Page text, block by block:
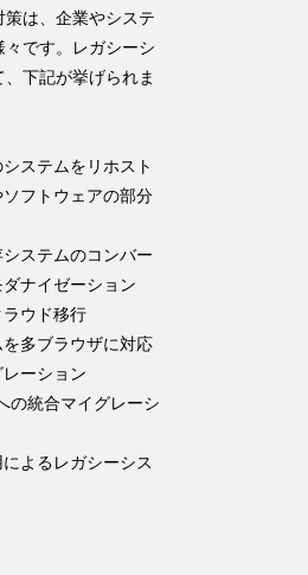
策は、企業やシステ
々です。レガシーシ
下記が挙げられま
ステムをリホスト
ソフトウェアの部分
ステムのコンバー
ナイゼーション
ウド移行
多ブラウザに対応
ーション
の統合マイグレーシ
によるレガシーシス